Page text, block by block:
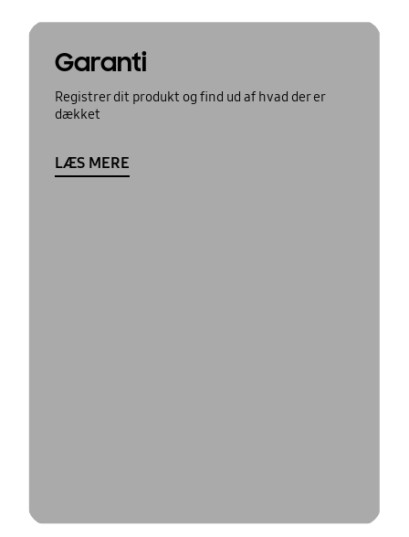
Garanti
Registrer dit produkt og find ud af hvad der er
dækket
LÆS MERE